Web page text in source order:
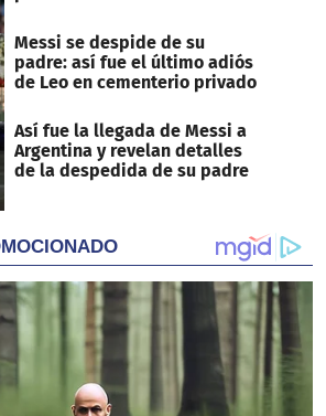
Messi se despide de su
padre: así fue el último adiós
de Leo en cementerio privado
Así fue la llegada de Messi a
Argentina y revelan detalles
de la despedida de su padre